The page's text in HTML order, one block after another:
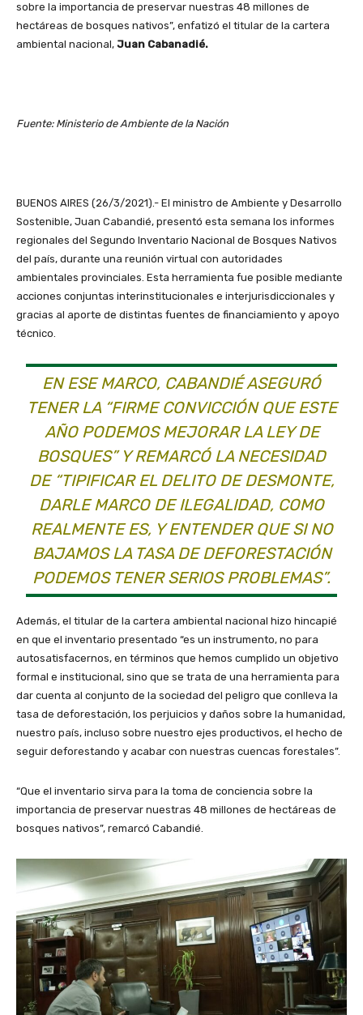
sobre la importancia de preservar nuestras 48 millones de
hectáreas de bosques nativos”, enfatizó el titular de la cartera
ambiental nacional, Juan Cabanadié.
Fuente: Ministerio de Ambiente de la Nación
BUENOS AIRES (26/3/2021).- El ministro de Ambiente y Desarrollo
Sostenible, Juan Cabandié, presentó esta semana los informes
regionales del Segundo Inventario Nacional de Bosques Nativos
del país, durante una reunión virtual con autoridades
ambientales provinciales. Esta herramienta fue posible mediante
acciones conjuntas interinstitucionales e interjurisdiccionales y
gracias al aporte de distintas fuentes de financiamiento y apoyo
técnico.
EN ESE MARCO, CABANDIÉ ASEGURÓ
TENER LA “FIRME CONVICCIÓN QUE ESTE
AÑO PODEMOS MEJORAR LA LEY DE
BOSQUES” Y REMARCÓ LA NECESIDAD
DE “TIPIFICAR EL DELITO DE DESMONTE,
DARLE MARCO DE ILEGALIDAD, COMO
REALMENTE ES, Y ENTENDER QUE SI NO
BAJAMOS LA TASA DE DEFORESTACIÓN
PODEMOS TENER SERIOS PROBLEMAS”.
Además, el titular de la cartera ambiental nacional hizo hincapié
en que el inventario presentado “es un instrumento, no para
autosatisfacernos, en términos que hemos cumplido un objetivo
formal e institucional, sino que se trata de una herramienta para
dar cuenta al conjunto de la sociedad del peligro que conlleva la
tasa de deforestación, los perjuicios y daños sobre la humanidad,
nuestro país, incluso sobre nuestro ejes productivos, el hecho de
seguir deforestando y acabar con nuestras cuencas forestales”.
“Que el inventario sirva para la toma de conciencia sobre la
importancia de preservar nuestras 48 millones de hectáreas de
bosques nativos”, remarcó Cabandié.